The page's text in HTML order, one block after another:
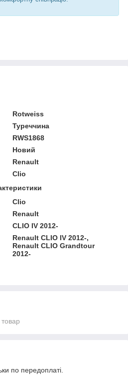
Rotweiss
Туреччина
RWS1868
Новий
Renault
Clio
Clio
Renault
CLIO IV 2012-
Renault CLIO IV 2012-,
Renault CLIO Grandtour
2012-
по передоплаті.